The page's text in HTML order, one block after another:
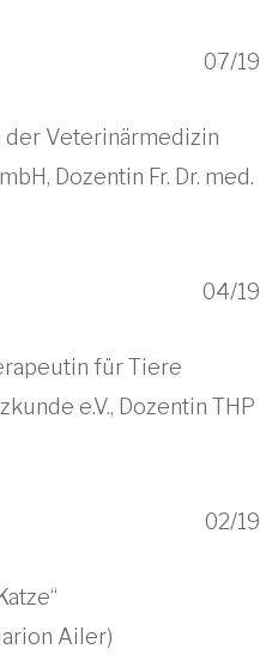
07/19
der Veterinärmedizin
Dozentin Fr. Dr. med.
04/19
für Tiere
e.V., Dozentin THP
02/19
Ailer)